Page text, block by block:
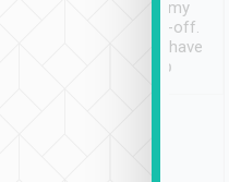
have safely arrived at my
destination after drop-off.
Definitely something I have
not seen elsewhere 👍